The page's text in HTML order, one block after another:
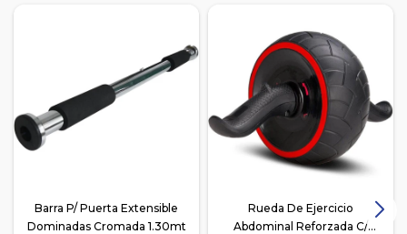
Barra P/ Puerta Extensible
Dominadas Cromada 1.30mt
Rueda De Ejercicio
Abdominal Reforzada C/